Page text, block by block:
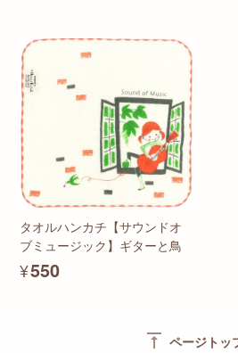
タオルハンカチ【サウンドオ
ブミュージック】ギターと鳥
¥550
vertical_align_top ページトッ